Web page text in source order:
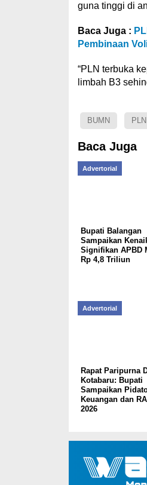
guna tinggi di
Baca Juga :
Pembinaan
“PLN terbuka
limbah B3
BUMN PLN
Baca Juga
Advertorial
Bupati Balangan
Sampaikan
Signifikan APBD
Rp 4,8 Triliun
Advertorial
Rapat Paripurna
Kotabaru: Bupati
Sampaikan
Keuangan dan
2026